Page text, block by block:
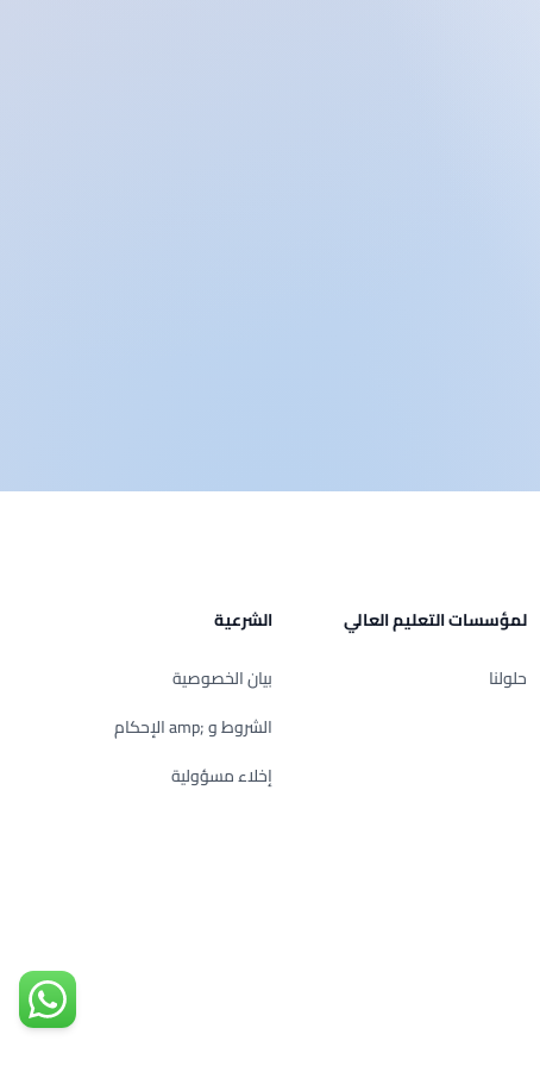
تواصل
لمؤسسات التعليم العالي
حلولنا
الشرعية
بيان الخصوصية
الشروط و ;amp الإحكام
إخلاء مسؤولية